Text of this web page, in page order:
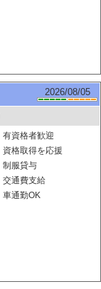
2026/08/05
有資格者歓迎
資格取得を応援
制服貸与
交通費支給
車通勤OK